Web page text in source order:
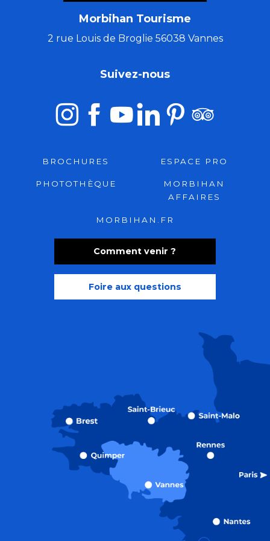
Morbihan Tourisme
2 rue Louis de Broglie 56038 Vannes
Comment venir ?
Foire aux questions
Suivez-nous
BROCHURES ESPACE PRO
PHOTOTHÈQUE
MORBIHAN
AFFAIRES
MORBIHAN.FR